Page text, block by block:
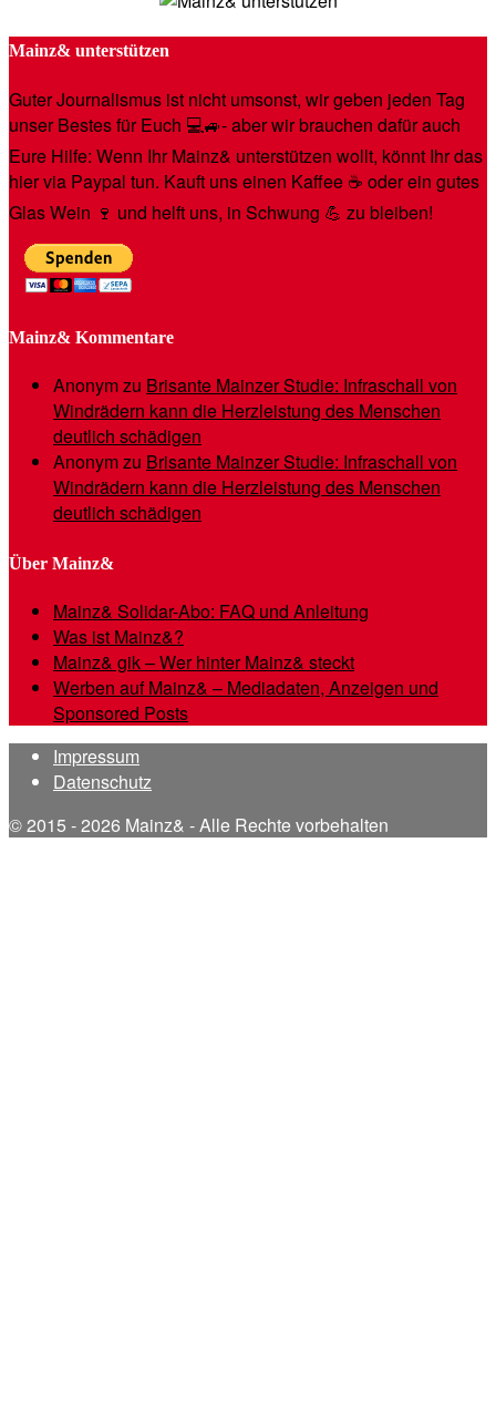
Mainz& unterstützen
Guter Journalismus ist nicht umsonst, wir geben jeden Tag
unser Bestes für Euch 💻🚙- aber wir brauchen dafür auch
Eure Hilfe: Wenn Ihr Mainz& unterstützen wollt, könnt Ihr das
hier via Paypal tun. Kauft uns einen Kaffee ☕️ oder ein gutes
Glas Wein 🍷 und helft uns, in Schwung 💪 zu bleiben!
Mainz& Kommentare
Anonymzu Brisante Mainzer Studie: Infraschall von
Windrädern kann die Herzleistung des Menschen
deutlich schädigen
Anonymzu Brisante Mainzer Studie: Infraschall von
Windrädern kann die Herzleistung des Menschen
deutlich schädigen
Über Mainz&
Mainz& Solidar-Abo: FAQ und Anleitung
Was ist Mainz&?
Mainz& gik – Wer hinter Mainz& steckt
Werben auf Mainz& – Mediadaten, Anzeigen und
Sponsored Posts
Impressum
Datenschutz
© 2015 - 2026 Mainz& - Alle Rechte vorbehalten